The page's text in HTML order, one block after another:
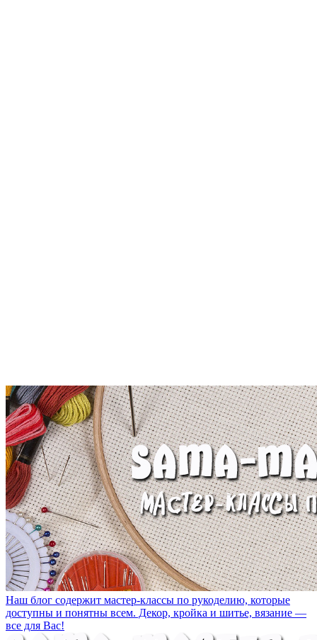
Наш блог содержит мастер-классы по рукоделию, которые
доступны и понятны всем. Декор, кройка и шитье, вязание —
все для Вас!